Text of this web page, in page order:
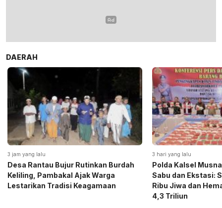
DAERAH
3 jam yang lalu
Desa Rantau Bujur Rutinkan Burdah
Keliling, Pambakal Ajak Warga
Lestarikan Tradisi Keagamaan
3 hari yang lalu
Polda Kalsel
Sabu dan Ekstasi:
Ribu Jiwa dan
4,3 Triliun